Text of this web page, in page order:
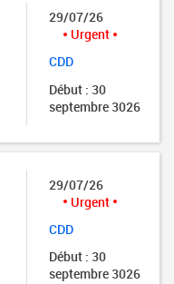
29/07/26
Urgent
CDD
Début : 30
septembre 3026
29/07/26
Urgent
CDD
Début : 30
septembre 3026